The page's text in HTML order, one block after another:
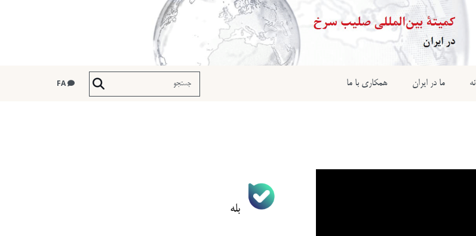
ما در ایران همکاری با ما
بله